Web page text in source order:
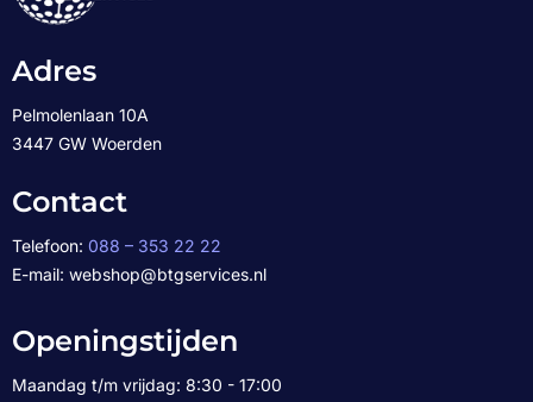
Adres
Pelmolenlaan 10A
3447 GW Woerden
Contact
Telefoon: 088 – 353 22 22
E-mail: webshop@btgservices.nl
Openingstijden
Maandag t/m vrijdag: 8:30 - 17:00